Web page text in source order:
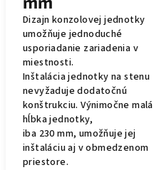
Dizajn konzolovej jednotky
umožňuje jednoduché
usporiadanie zariadenia v
miestnosti.
Inštalácia jednotky na stenu
nevyžaduje dodatočnú
konštrukciu. Výnimočne malá
hĺbka jednotky,
iba 230 mm, umožňuje jej
inštaláciu aj v obmedzenom
priestore.